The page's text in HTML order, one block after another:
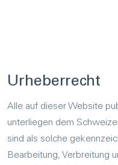
Ur­he­ber­recht
Alle auf dieser Website
unterliegen dem
sind als solche
Bearbeitung, Verbreitung